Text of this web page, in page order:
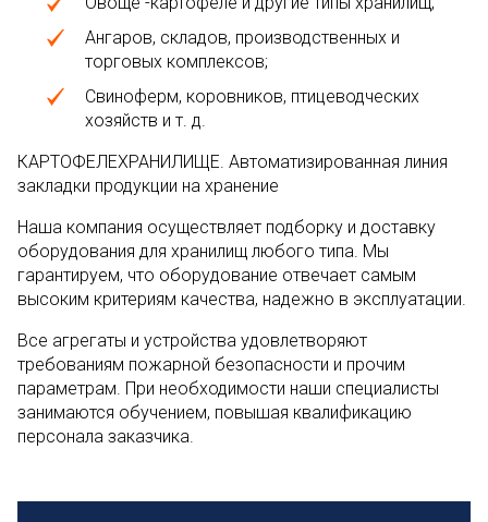
Ангаров, складов, производственных и
торговых комплексов;
Свиноферм, коровников, птицеводческих
хозяйств и т. д.
КАРТОФЕЛЕХРАНИЛИЩЕ. Автоматизированная линия
закладки продукции на хранение
Наша компания осуществляет подборку и доставку
оборудования для хранилищ любого типа. Мы
гарантируем, что оборудование отвечает самым
высоким критериям качества, надежно в эксплуатации.
Все агрегаты и устройства удовлетворяют
требованиям пожарной безопасности и прочим
параметрам. При необходимости наши специалисты
занимаются обучением, повышая квалификацию
персонала заказчика.